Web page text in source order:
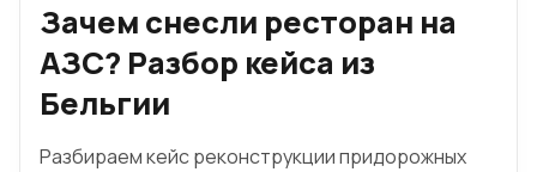
Зачем снесли ресторан на
АЗС? Разбор кейса из
Бельгии
Разбираем кейс реконструкции придорожных